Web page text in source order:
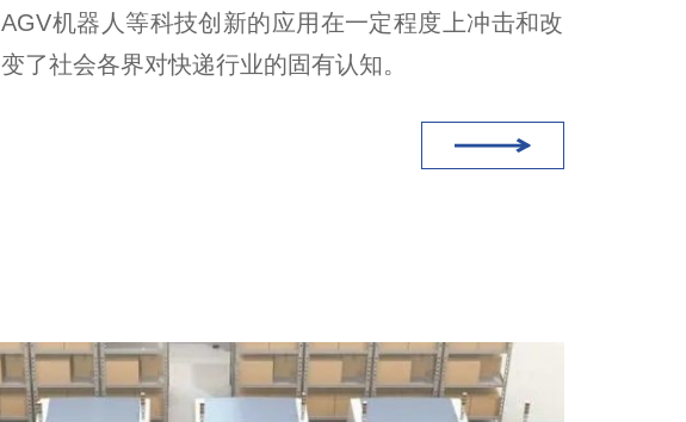
AGV机器人等科技创新的应用在一定程度上冲击和改
变了社会各界对快递行业的固有认知。